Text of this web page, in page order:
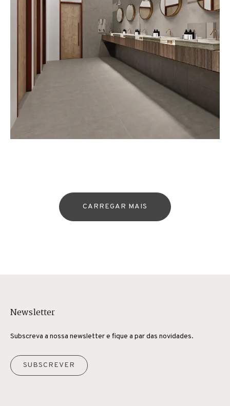
CARREGAR MAIS
Newsletter
Subscreva a nossa newsletter e fique a par das novidades.
SUBSCREVER